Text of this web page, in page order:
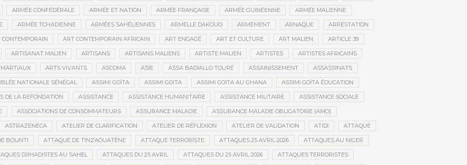
ARMÉE CONFÉDÉRALE ARMÉE ET NATION ARMÉE FRANÇAISE ARMÉE GUINÉENNE ARMÉE MALIENNE
ARMÉE TCHADIENNE ARMÉES SAHÉLIENNES ARMELLE DAKOUO ARMEMENT ARNAQUE ARRESTATION
CONTEMPORAIN ART CONTEMPORAIN AFRICAIN ART ENGAGÉ ART ET CULTURE ART MALIEN ARTICLE 39
ARTISANAT MALIEN ARTISANS ARTISANS MALIENS ARTISTE MALIEN ARTISTES ARTISTES AFRICAINS
ARTS VIVANTS ASCOMA ASIE ASSA BADIALLO TOURÉ ASSAINISSEMENT ASSASSINATS
NATIONALE SÉNÉGAL ASSIMI GOÏTA ASSIMI GOITA ASSIMI GOITA AU GHANA ASSIMI GOÏTA ÉDUCATION
DE LA REFONDATION ASSISTANCE ASSISTANCE HUMANITAIRE ASSISTANCE MILITAIRE ASSISTANCE SOCIALE
ASSOCIATIONS DE CONSOMMATEURS ASSURANCE MALADIE ASSURANCE MALADIE OBLIGATOIRE (AMO)
ASTRAZENECA ATELIER DE CLARIFICATION ATELIER DE RÉFLEXION ATELIER DE VALIDATION ATIDI ATTAQUE
BOUNTI ATTAQUE DE TINZAOUATÈNE ATTAQUE TERRORISTE ATTAQUES 25 AVRIL 2026 ATTAQUES AU NIGER
DJIHADISTES AU SAHEL ATTAQUES DU 25 AVRIL ATTAQUES DU 25 AVRIL 2026 ATTAQUES TERRORISTES